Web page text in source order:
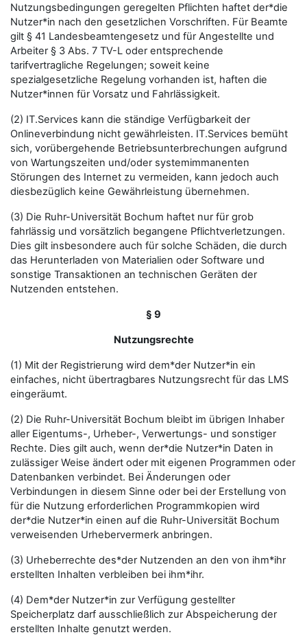
Nutzungsbedingungen geregelten Pflichten haftet der*die
Nutzer*in nach den gesetzlichen Vorschriften. Für Beamte
gilt § 41 Landesbeamtengesetz und für Angestellte und
Arbeiter § 3 Abs. 7 TV-L oder entsprechende
tarifvertragliche Regelungen; soweit keine
spezialgesetzliche Regelung vorhanden ist, haften die
Nutzer*innen für Vorsatz und Fahrlässigkeit.
(2) IT.Services kann die ständige Verfügbarkeit der
Onlineverbindung nicht gewährleisten. IT.Services bemüht
sich, vorübergehende Betriebsunterbrechungen aufgrund
von Wartungszeiten und/oder systemimmanenten
Störungen des Internet zu vermeiden, kann jedoch auch
diesbezüglich keine Gewährleistung übernehmen.
(3) Die Ruhr-Universität Bochum haftet nur für grob
fahrlässig und vorsätzlich begangene Pflichtverletzungen.
Dies gilt insbesondere auch für solche Schäden, die durch
das Herunterladen von Materialien oder Software und
sonstige Transaktionen an technischen Geräten der
Nutzenden entstehen.
§ 9
Nutzungsrechte
(1) Mit der Registrierung wird dem*der Nutzer*in ein
einfaches, nicht übertragbares Nutzungsrecht für das LMS
eingeräumt.
(2) Die Ruhr-Universität Bochum bleibt im übrigen Inhaber
aller Eigentums-, Urheber-, Verwertungs- und sonstiger
Rechte. Dies gilt auch, wenn der*die Nutzer*in Daten in
zulässiger Weise ändert oder mit eigenen Programmen oder
Datenbanken verbindet. Bei Änderungen oder
Verbindungen in diesem Sinne oder bei der Erstellung von
für die Nutzung erforderlichen Programmkopien wird
der*die Nutzer*in einen auf die Ruhr-Universität Bochum
verweisenden Urhebervermerk anbringen.
(3) Urheberrechte des*der Nutzenden an den von ihm*ihr
erstellten Inhalten verbleiben bei ihm*ihr.
(4) Dem*der Nutzer*in zur Verfügung gestellter
Speicherplatz darf ausschließlich zur Abspeicherung der
erstellten Inhalte genutzt werden.